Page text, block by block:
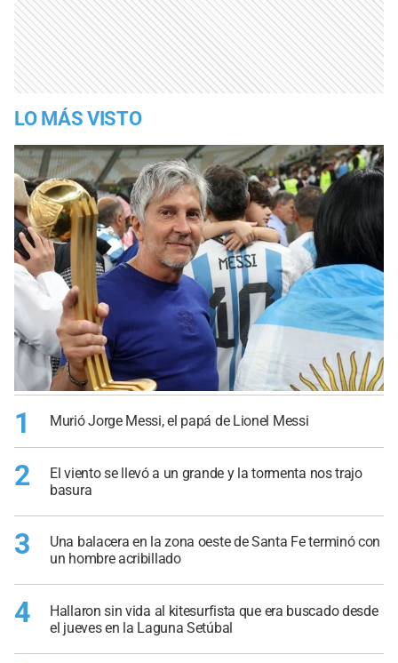
LO MÁS VISTO
1 Murió Jorge Messi, el papá de Lionel Messi
2
El viento se llevó a un grande y la tormenta nos trajo
basura
3
Una balacera en la zona oeste de Santa Fe terminó con
un hombre acribillado
4
Hallaron sin vida al kitesurfista que era buscado desde
el jueves en la Laguna Setúbal